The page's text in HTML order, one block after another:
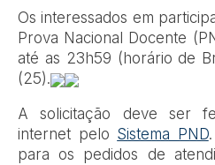
Os interessados em
Prova Nacional Docente
até as 23h59 (horário de
(25).
A solicitação deve ser
internet pelo Sistema PND
para os pedidos de